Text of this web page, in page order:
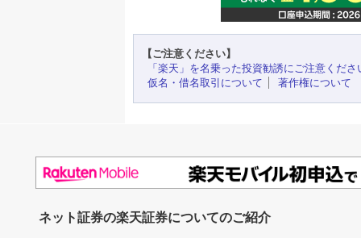
【ご注意ください】
「楽天」を名乗った投資勧誘にご注意くださ
仮名・借名取引について
著作権について
ネット証券の楽天証券についてのご紹介